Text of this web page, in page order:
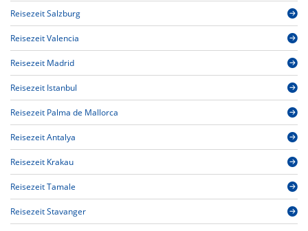
Reisezeit Salzburg
Reisezeit Valencia
Reisezeit Madrid
Reisezeit Istanbul
Reisezeit Palma de Mallorca
Reisezeit Antalya
Reisezeit Krakau
Reisezeit Tamale
Reisezeit Stavanger